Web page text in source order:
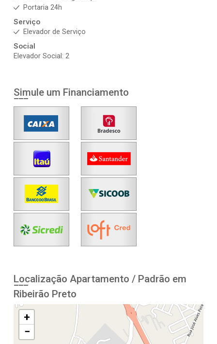
Portaria 24h
Serviço
Elevador de Serviço
Social
Elevador Social: 2
Simule um Financiamento
Localização Apartamento / Padrão em
Ribeirão Preto
+
−